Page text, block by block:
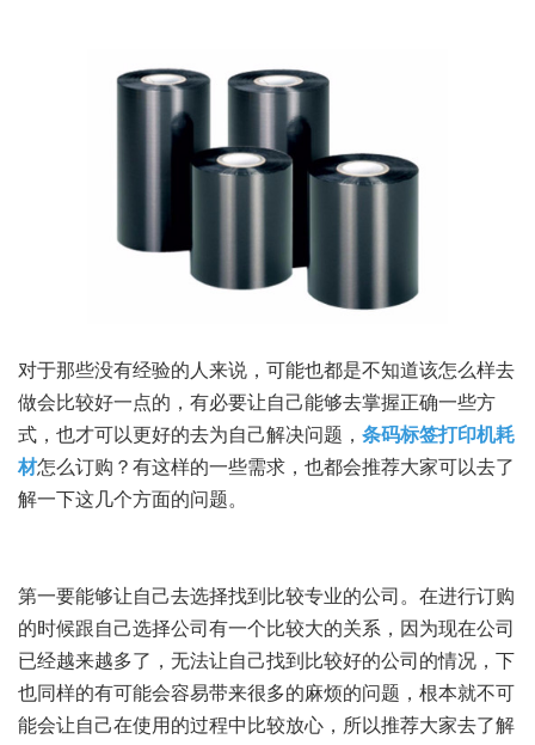
对于那些没有经验的人来说，可能也都是不知道该怎么样去
做会比较好一点的，有必要让自己能够去掌握正确一些方
式，也才可以更好的去为自己解决问题， 条码标签打印机耗
材怎么订购？有这样的一些需求，也都会推荐大家可以去了
解一下这几个方面的问题。
第一要能够让自己去选择找到比较专业的公司。在进行订购
的时候跟自己选择公司有一个比较大的关系，因为现在公司
已经越来越多了，无法让自己找到比较好的公司的情况，下
也同样的有可能会容易带来很多的麻烦的问题，根本就不可
能会让自己在使用的过程中比较放心，所以推荐大家去了解